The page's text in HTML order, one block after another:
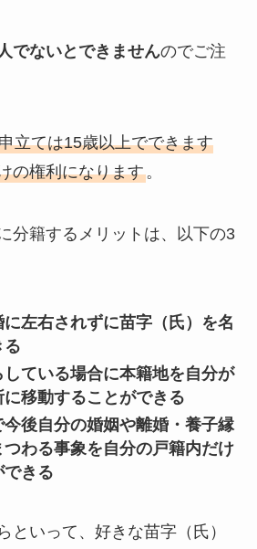
でないとできませんのでご注
立ては15歳以上でできます
の権利になります。
分籍するメリットは、以下の3
左右されずに苗字（氏）を名
る
ている場合に本籍地を自分が
移動することができる
後自分の婚姻や離婚・養子縁
わる事象を自分の戸籍内だけ
できる
といって、好きな苗字（氏）